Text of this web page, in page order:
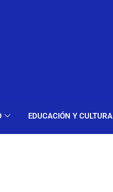
EDUCACIÓN Y CULTURA
AREAS DE TRABAJO